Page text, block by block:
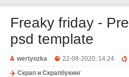
Freaky friday -
psd template
wertyozka 22-08-2020, 14:24
Скрап и Скрапбукинг